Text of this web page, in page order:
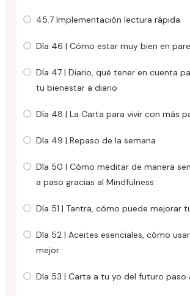
45.7 Implementación lectura rápida
Día 46 | Cómo estar muy bien en
Día 47 | Diario, qué tener en cuenta
tu bienestar a diario
Día 48 | La Carta para vivir con más
Día 49 | Repaso de la semana
Día 50 | Cómo meditar de manera
a paso gracias al Mindfulness
Día 51 | Tantra, cómo puede mejorar
Día 52 | Aceites esenciales, cómo
mejor
Día 53 | Carta a tu yo del futuro paso